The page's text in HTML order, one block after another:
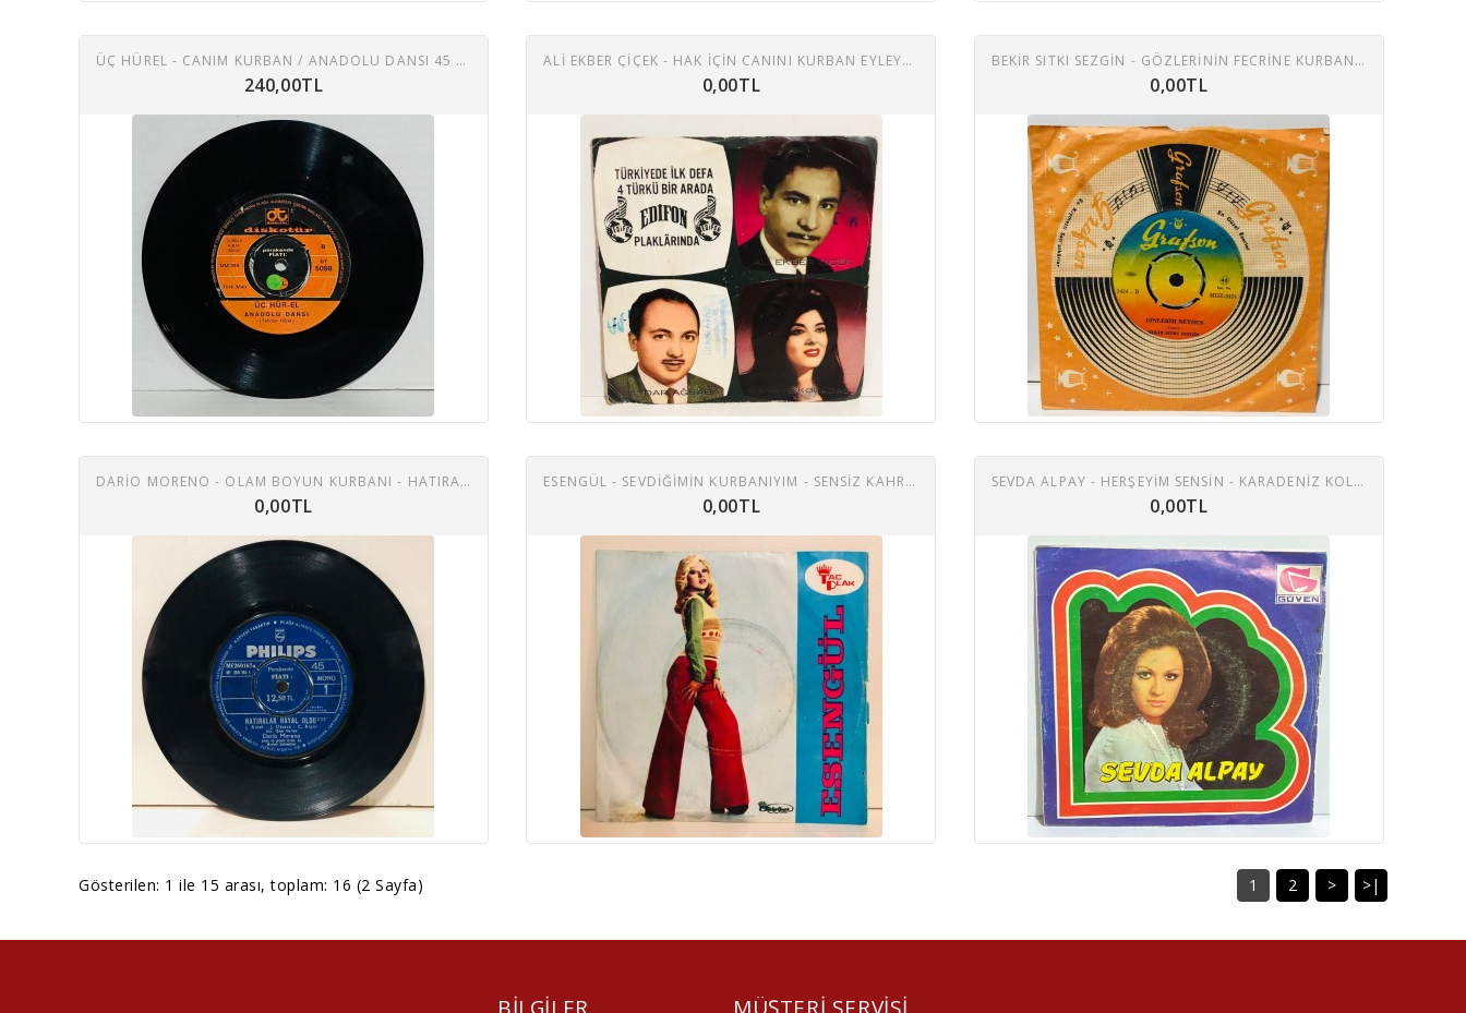
ÜÇ HÜREL - CANIM KURBAN / ANADOLU DANSI 45 LIK PLAK
240,00TL
ALI EKBER ÇIÇEK - HAK IÇIN CANINI KURBAN EYLEYEN - MERHABA SEVDIĞIM - SILAYA GIDEN GARDAŞLAR - DÜNYA ONURUNA MEYLINI VERME ( DÖRTLÜ ) 45 LIK PLAK
0,00TL
BEKİR SITKI SEZGİN - GÖZLERİNİN FECRİNE KURBAN ARAYAN KIZ - DİNLERİM NEYDEN 45 LİK PLAK
0,00TL
DARİO MORENO - OLAM BOYUN KURBANI - HATIRALAR HAYAL OLDU 45 LİK PLAK
0,00TL
ESENGÜL - SEVDİĞİMİN KURBANIYIM - SENSİZ KAHROLMUŞTUM 45 LİK PLAK
0,00TL
SEVDA ALPAY - HERŞEYIM SENSIN - KARADENIZ KOLBASTI - CANIM KURBAN SENIN YOLUNA 45 LIK PLAK
0,00TL
1 2 > >|
Gösterilen: 1 ile 15 arası, toplam: 16 (2 Sayfa)
BILGILER MÜŞTERI SERVISI